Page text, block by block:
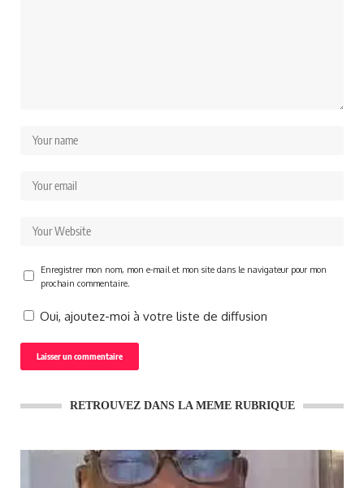
Enregistrer mon nom, mon e-mail et mon site dans le navigateur pour mon
prochain commentaire.
Oui, ajoutez-moi à votre liste de diffusion
RETROUVEZ DANS LA MEME RUBRIQUE